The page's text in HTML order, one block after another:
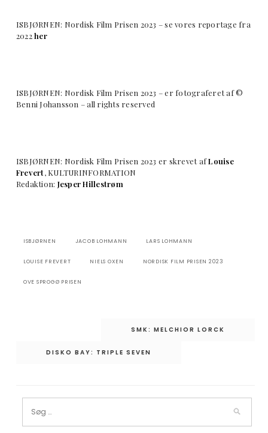
ISBJØRNEN: Nordisk Film Prisen 2023 – se vores reportage fra
2022her
ISBJØRNEN: Nordisk Film Prisen 2023 – er fotograferet af ©
Benni Johansson – all rights reserved
ISBJØRNEN: Nordisk Film Prisen 2023 er skrevet afLouise
Frevert, KULTURINFORMATION
Redaktion: Jesper Hillestrøm
ISBJØRNEN JACOB LOHMANN LARS LOHMANN
LOUISE FREVERT NIELS OXEN NORDISK FILM PRISEN 2023
OVE SPROGØ PRISEN
SMK: MELCHIOR LORCK
DISKO BAY: TRIPLE SEVEN